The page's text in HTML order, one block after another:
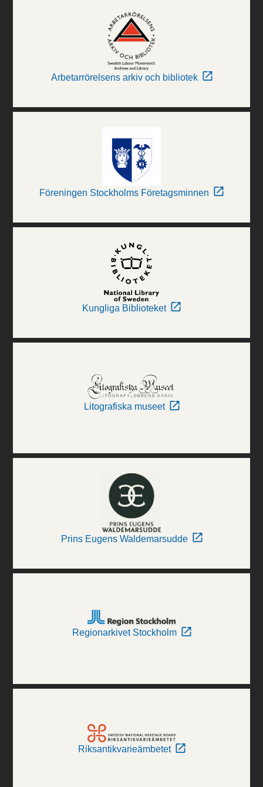
Arbetarrörelsens arkiv och bibliotek
Föreningen Stockholms Företagsminnen
Kungliga Biblioteket
Litografiska museet
Prins Eugens Waldemarsudde
Regionarkivet Stockholm
Riksantikvarieämbetet